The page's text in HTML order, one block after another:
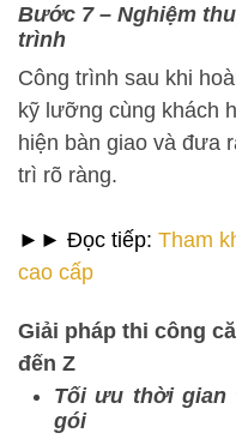
Bước 7 – Nghiệm
trình
Công trình sau khi
kỹ lưỡng cùng khách
hiện bàn giao và đưa
trì rõ ràng.
►► Đọc tiếp: Tham
cao cấp
Giải pháp thi công
đến Z
Tối ưu thời gian
gói